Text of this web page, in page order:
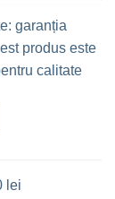
garanția
produs este
calitate
lei